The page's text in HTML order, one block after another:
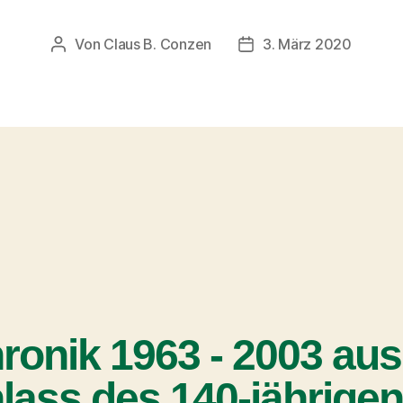
Von Claus B. Conzen 3. März 2020
1963 - 2003 aus